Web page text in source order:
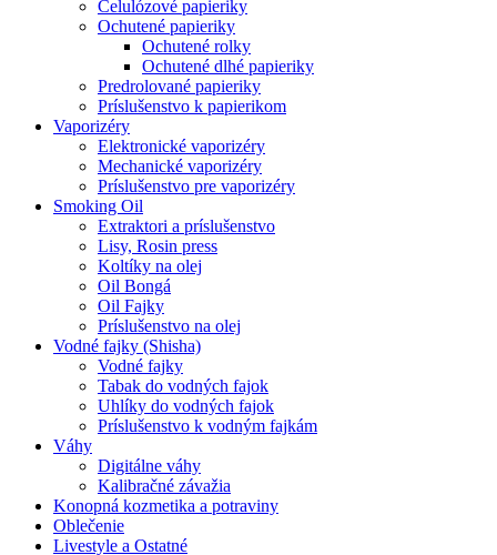
Celulózové papieriky
Ochutené papieriky
Ochutené rolky
Ochutené dlhé papieriky
Predrolované papieriky
Príslušenstvo k papierikom
Vaporizéry
Elektronické vaporizéry
Mechanické vaporizéry
Príslušenstvo pre vaporizéry
Smoking Oil
Extraktori a príslušenstvo
Lisy, Rosin press
Koltíky na olej
Oil Bongá
Oil Fajky
Príslušenstvo na olej
Vodné fajky (Shisha)
Vodné fajky
Tabak do vodných fajok
Uhlíky do vodných fajok
Príslušenstvo k vodným fajkám
Váhy
Digitálne váhy
Kalibračné závažia
Konopná kozmetika a potraviny
Oblečenie
Livestyle a Ostatné